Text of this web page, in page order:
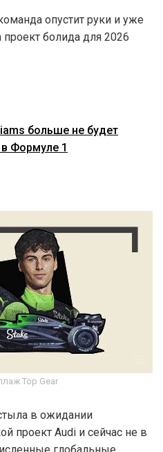
опустит руки и уже
болида для 2026
больше не будет
Формуле 1
Top Gear
в ожидании
проект Audi и сейчас не в
глобальные